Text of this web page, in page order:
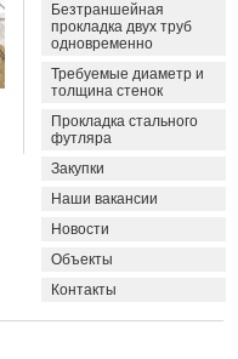
Безтраншейная
прокладка двух труб
одновременно
Требуемые диаметр и
толщина стенок
Прокладка стального
футляра
Закупки
Наши вакансии
Новости
Объекты
Контакты